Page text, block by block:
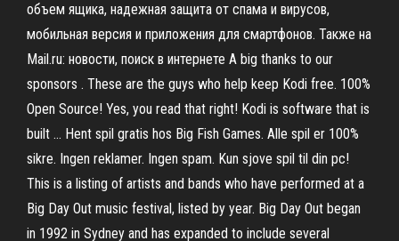
объем ящика, надежная защита от спама и вирусов,
мобильная версия и приложения для смартфонов. Также на
Mail.ru: новости, поиск в интернете A big thanks to our
sponsors . These are the guys who help keep Kodi free. 100%
Open Source! Yes, you read that right! Kodi is software that is
built … Hent spil gratis hos Big Fish Games. Alle spil er 100%
sikre. Ingen reklamer. Ingen spam. Kun sjove spil til din pc!
This is a listing of artists and bands who have performed at a
Big Day Out music festival, listed by year. Big Day Out began
in 1992 in Sydney and has expanded to include several